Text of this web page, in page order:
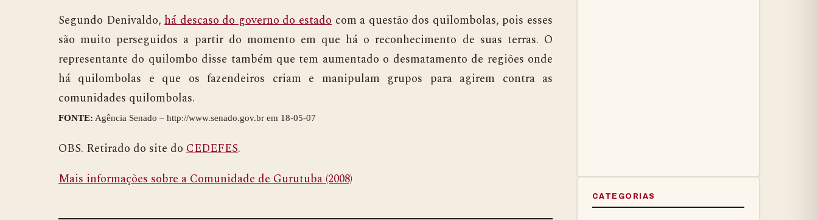
Segundo Denivaldo,há descaso do governo do estado com a questão dos quilombolas, pois esses
são muito perseguidos a partir do momento em que há o reconhecimento de suas terras. O
representante do quilombo disse também que tem aumentado o desmatamento de regiões onde
há quilombolas e que os fazendeiros criam e manipulam grupos para agirem contra as
comunidades quilombolas.
FONTE: Agência Senado – http://www.senado.gov.br em 18-05-07
OBS. Retirado do site do CEDEFES.
Mais informações sobre a Comunidade de Gurutuba (2008)
CATEGORIAS